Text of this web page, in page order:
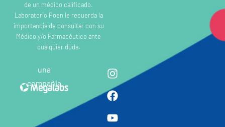
de un médico calificado.
Laboratorio Poen le recuerda la
importancia de consultar con su
Médico y/o Farmacéutico ante
cualquier duda.
una
compañia